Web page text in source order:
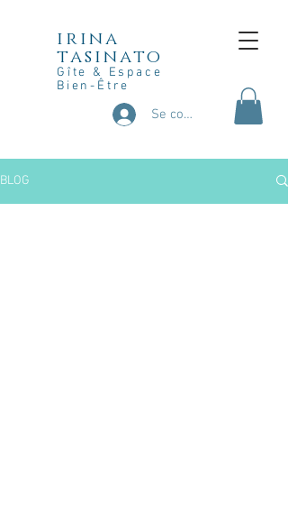
irina
tasinato
Gîte & Espace
Bien-Être
Se connecter
BLOG